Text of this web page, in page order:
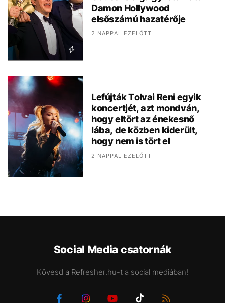
Damon Hollywood
elsőszámú hazatérője
2 NAPPAL EZELŐTT
Lefújták Tolvai Reni egyik
koncertjét, azt mondván,
hogy eltört az énekesnő
lába, de közben kiderült,
hogy nem is tört el
2 NAPPAL EZELŐTT
Social Media csatornák
Kövesd a Refresher.hu-t a social mediában!